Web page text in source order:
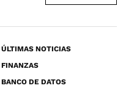
ÚLTIMAS NOTICIAS
FINANZAS
BANCO DE DATOS